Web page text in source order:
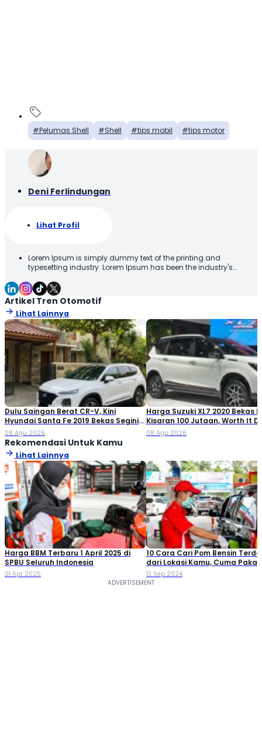
Pelumas Shell Shell tips mobil tips motor
Deni Ferlindungan
Lihat Profil
Lorem Ipsum is simply dummy text of the printing and
typesetting industry. Lorem Ipsum has been the industry's
printer took a galley of type and scrambled it to make a type
specimen book. It has survived not only five centuries, but also
the leap into electronic typesetting, remaining essentially
unchanged. It was popularised in the 1960s with the release of
Letraset sheets containing Lorem Ipsum passages, and more
recently with desktop publishing software like Aldus PageMaker
including versions of Lorem Ipsum
Artikel Tren Otomotif
Lihat Lainnya
Dulu Saingan Berat CR-V, Kini
Hyundai Santa Fe 2019 Bekas Segini
Harganya
08 Agu 2026
Harga Suzuki XL7 2020 Bekas
Kisaran 100 Jutaan, Worth It
08 Agu 2026
Rekomendasi Untuk Kamu
Lihat Lainnya
Harga BBM Terbaru 1 April 2025 di
SPBU Seluruh Indonesia
01 Apr 2025
10 Cara Cari Pom Bensin
dari Lokasi Kamu, Cuma Pakai
13 Sep 2024